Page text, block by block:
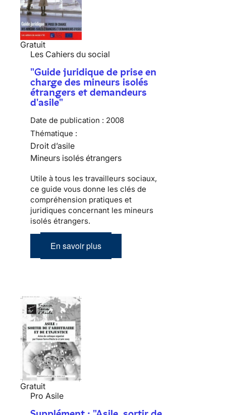
Gratuit
Les Cahiers du social
"Guide juridique de prise en
charge des mineurs isolés
étrangers et demandeurs
d'asile"
Date de publication : 2008
Thématique :
Droit d’asile
Mineurs isolés étrangers
Utile à tous les travailleurs sociaux,
ce guide vous donne les clés de
compréhension pratiques et
juridiques concernant les mineurs
isolés étrangers.
En savoir plus
Gratuit
Pro Asile